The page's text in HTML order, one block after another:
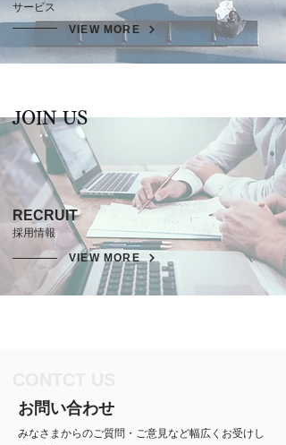
サービス
VIEW MORE
RECRUIT
​採用情報
VIEW MORE
JOIN US
お問い合わせ
みなさまからのご質問・ご意見など幅広くお受けし